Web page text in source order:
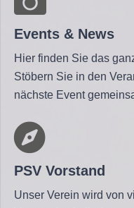
Events & News
Hier finden Sie das
Stöbern Sie in den
nächste Event
PSV Vorstand
Unser Verein wird von